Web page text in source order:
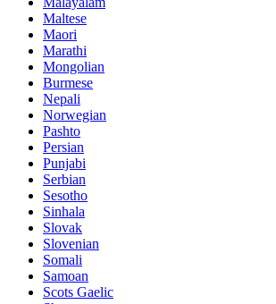
Maltese
Maori
Marathi
Mongolian
Burmese
Nepali
Norwegian
Pashto
Persian
Punjabi
Serbian
Sesotho
Sinhala
Slovak
Slovenian
Somali
Samoan
Scots Gaelic